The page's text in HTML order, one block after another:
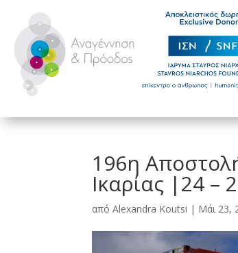
196η
Ικαρίας |24 –
απόAlexandra Koutsi | Μάι 23,